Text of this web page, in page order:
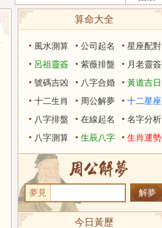
算命大全
風水測算 公司起名
星座配對
呂祖靈簽
紫薇排盤
月老靈簽
號碼吉凶
八字合婚
黃道吉日
十二生肖
周公解夢
十二星座
八字排盤
在線起名
名字分析
八字測算
生辰八字 生肖運勢
夢見
今日黃歷